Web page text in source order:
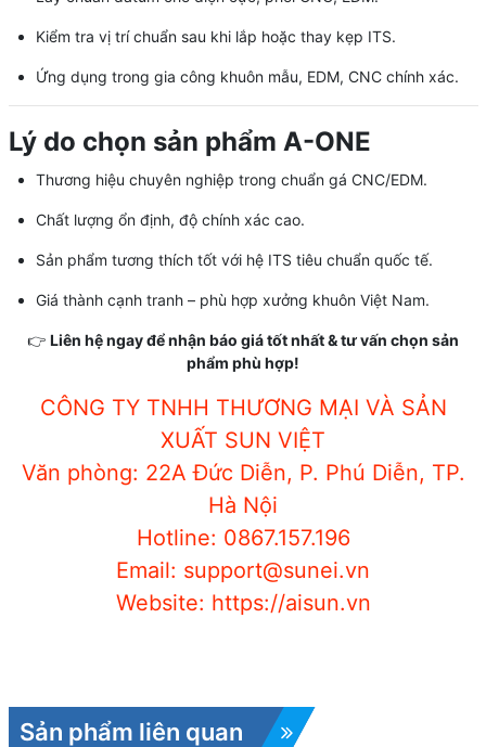
Kiểm tra vị trí chuẩn sau khi lắp hoặc thay kẹp ITS.
Ứng dụng trong gia công khuôn mẫu, EDM, CNC chính xác.
Lý do chọn sản phẩm A-ONE
Thương hiệu chuyên nghiệp trong chuẩn gá CNC/EDM.
Chất lượng ổn định, độ chính xác cao.
Sản phẩm tương thích tốt với hệ ITS tiêu chuẩn quốc tế.
Giá thành cạnh tranh – phù hợp xưởng khuôn Việt Nam.
👉 Liên hệ ngay để nhận báo giá tốt nhất & tư vấn chọn sản
phẩm phù hợp!
CÔNG TY TNHH THƯƠNG MẠI VÀ SẢN
XUẤT SUN VIỆT
Văn phòng: 22A Đức Diễn, P. Phú Diễn, TP.
Hà Nội
Hotline: 0867.157.196
Email: support@sunei.vn
Website: https://aisun.vn
Sản phẩm liên quan